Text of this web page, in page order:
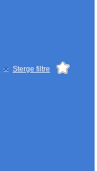
Sterge filtre